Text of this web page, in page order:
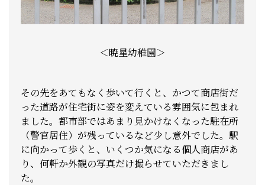
＜暁星幼稚園＞
その先をあてもなく歩いて行くと、かつて商店街だ
った道路が住宅街に姿を変えている雰囲気に包まれ
ました。都市部ではあまり見かけなくなった駐在所
（警官居住）が残っているなど少し意外でした。駅
に向かって歩くと、いくつか気になる個人商店があ
り、何軒か外観の写真だけ撮らせていただきまし
た。